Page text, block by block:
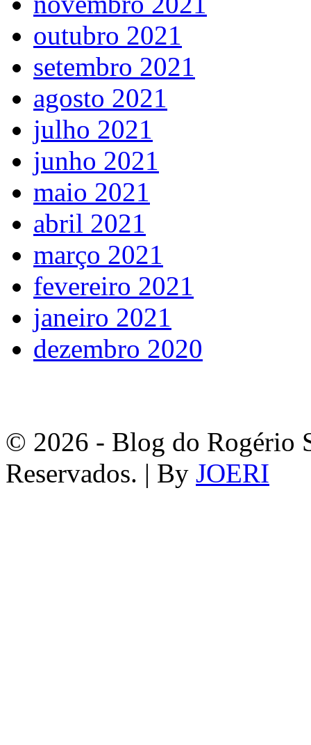
outubro 2021
setembro 2021
agosto 2021
julho 2021
junho 2021
maio 2021
abril 2021
março 2021
fevereiro 2021
janeiro 2021
dezembro 2020
© 2026 - Blog do Rogério
Reservados. | By JOERI